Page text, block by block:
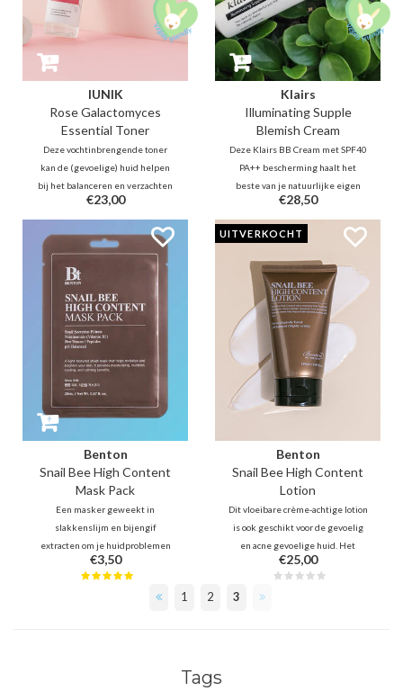
IUNIK
Rose Galactomyces
Essential Toner
Deze vochtinbrengende toner
kan de (gevoelige) huid helpen
bij het balanceren en verzachten
dankzij rozen water (70%) en
galactomyces (10%). De toner
beschermt, hydrateert,
exfoliëert, vitaliseert de huid en
bedwingt de olie productie.
€23,00
Klairs
Illuminating Supple
Blemish Cream
Deze Klairs BB Cream met SPF40
PA++ bescherming haalt het
beste van je natuurlijke eigen
huidkleur naar boven. Geschikt
voor alle huidtypes, zelfs voor
gevoelige of acne gevoelige huid.
beter!
€28,50
Benton
Snail Bee High Content
Mask Pack
Een masker geweekt in
slakkenslijm en bijengif
extracten om je huidproblemen
diep aan te pakken. Het voedt,
verzacht en herstelt, voor een
verbeterde teint en textuur.
€3,50
UITVERKOCHT
Benton
Snail Bee High Content
Lotion
Dit vloeibare crème-achtige lotion
is ook geschikt voor de gevoelig
en acne gevoelige huid. Het
voedt, beschermt de huid, geeft
vitaliteit, verbetert de
huidbarrière en kalmeert
€25,00
1 2 3
Tags